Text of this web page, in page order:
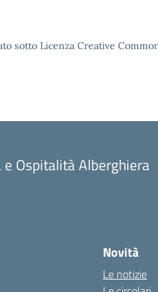
sotto Licenza Creative
Ospitalità Alberghiera
Novità
Le notizie